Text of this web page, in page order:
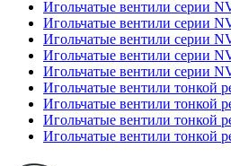
Игольчатые вентили серии
Игольчатые вентили серии
Игольчатые вентили серии
Игольчатые вентили серии
Игольчатые вентили серии
Игольчатые вентили тонкой
Игольчатые вентили тонкой
Игольчатые вентили тонкой
Игольчатые вентили тонкой